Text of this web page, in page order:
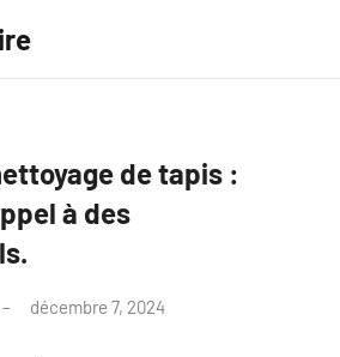
de tapis :
à des
décembre 7, 2024